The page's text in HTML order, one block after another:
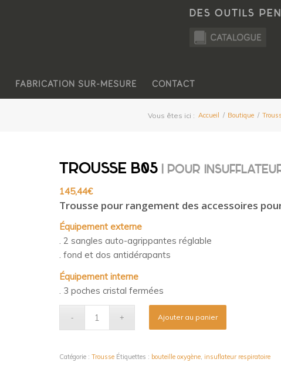
DES OUTILS
FABRICATION SUR-MESURE CONTACT
Vous êtes ici : Accueil / Boutique /
TROUSSE B05 | POUR
145,44€
Trousse pour rangement des accessoires
Équipement externe
. 2 sangles auto-agrippantes réglable
. fond et dos antidérapants
Équipement interne
. 3 poches cristal fermées
Ajouter au panier
Catégorie : Trousse Étiquettes : bouteille oxygène, insuflateur respiratoire